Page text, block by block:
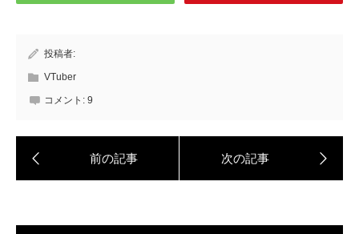
投稿者:
VTuber
コメント: 9